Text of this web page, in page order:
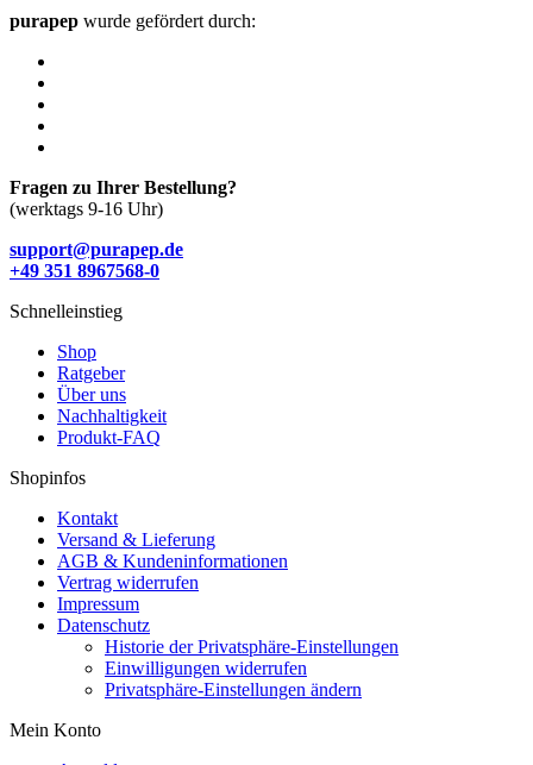
purapep wurde gefördert durch:
Fragen zu Ihrer Bestellung?
(werktags 9-16 Uhr)
support@purapep.de
+49 351 8967568-0
Schnelleinstieg
Shop
Ratgeber
Über uns
Nachhaltigkeit
Produkt-FAQ
Shopinfos
Kontakt
Versand & Lieferung
AGB & Kundeninformationen
Vertrag widerrufen
Impressum
Datenschutz
Historie der Privatsphäre-Einstellungen
Einwilligungen widerrufen
Privatsphäre-Einstellungen ändern
Mein Konto